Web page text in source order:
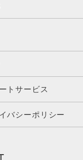
トサービス
バシーポリシー